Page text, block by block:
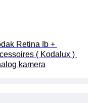
Retina Ib +
( Kodalux )
kamera